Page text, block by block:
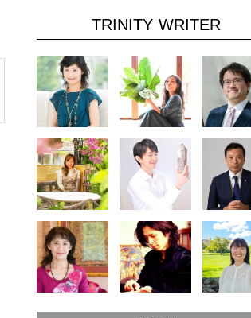
TRINITY WRITER